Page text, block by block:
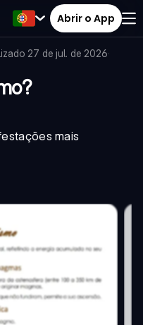
Abrir o App
27 de jul. de 2026·
mais